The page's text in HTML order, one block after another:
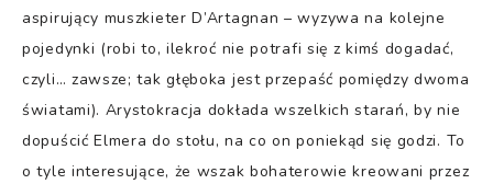
aspirujący muszkieter D’Artagnan – wyzywa na kolejne
pojedynki (robi to, ilekroć nie potrafi się z kimś dogadać,
czyli… zawsze; tak głęboka jest przepaść pomiędzy dwoma
światami). Arystokracja dokłada wszelkich starań, by nie
dopuścić Elmera do stołu, na co on poniekąd się godzi. To
o tyle interesujące, że wszak bohaterowie kreowani przez